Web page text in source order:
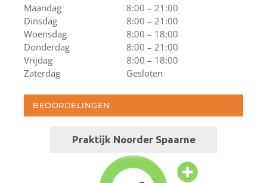
Maandag
8:00 – 21:00
Dinsdag
8:00 – 21:00
Woensdag
8:00 – 18:00
Donderdag
8:00 – 21:00
Vrijdag
8:00 – 18:00
Zaterdag
Gesloten
BEOORDELINGEN